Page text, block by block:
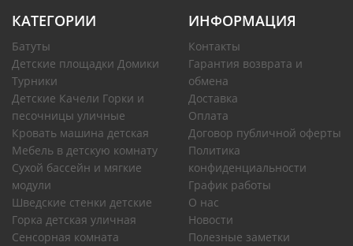
КАТЕГОРИИ
Батуты
Детские площадки Домики
Турники
Детские Качели Горки и
песочницы уличные
Кровать машина детская
Мебель в детскую комнату
Сухой бассейн и мягкие
модули
Шведские стенки детские
Горка детская уличная
Сенсорная комната
ИНФОРМАЦИЯ
Контакты
Гарантия возврата и
обмена
Доставка
Оплата
Договор публичной оферты
Политика
конфиденциальности
График работы
О нас
Новости
Полезные заметки